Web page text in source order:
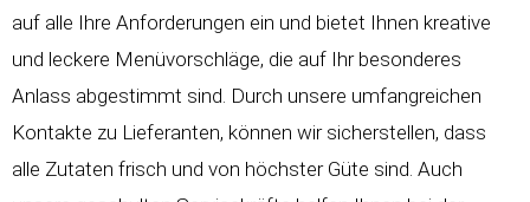
auf alle Ihre Anforderungen ein und bietet Ihnen kreative
und leckere Menüvorschläge, die auf Ihr besonderes
Anlass abgestimmt sind. Durch unsere umfangreichen
Kontakte zu Lieferanten, können wir sicherstellen, dass
alle Zutaten frisch und von höchster Güte sind. Auch